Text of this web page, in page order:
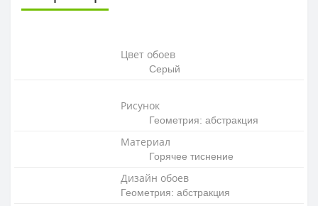
Цвет обоев
Серый
Рисунок
Геометрия: абстракция
Материал
Горячее тиснение
Дизайн обоев
Геометрия: абстракция